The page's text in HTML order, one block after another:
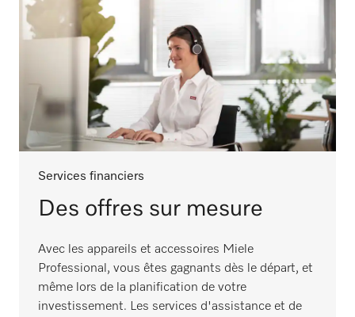
Services financiers
Des offres sur mesure
Avec les appareils et accessoires Miele
Professional, vous êtes gagnants dès le départ, et
même lors de la planification de votre
investissement. Les services d'assistance et de